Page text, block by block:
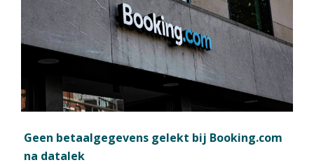
Geen betaalgegevens gelekt bij Booking.com
na datalek